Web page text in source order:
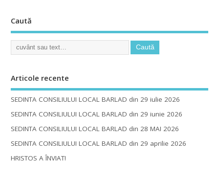
Caută
Articole recente
SEDINTA CONSILIULUI LOCAL BARLAD din 29 iulie 2026
SEDINTA CONSILIULUI LOCAL BARLAD din 29 iunie 2026
SEDINTA CONSILIULUI LOCAL BARLAD din 28 MAI 2026
SEDINTA CONSILIULUI LOCAL BARLAD din 29 aprilie 2026
HRISTOS A ÎNVIAT!